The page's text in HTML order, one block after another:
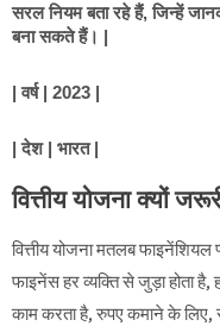
सरल नियम बता रहे हैं, जिन्हें
बना सकते हैं। |
| वर्ष | 2023 |
| देश | भारत |
वित्तीय योजना क्यों
वित्तीय योजना मतलब फाइनेंशियल
फाइनेंस हर व्यक्ति से जुड़ा होता है,
काम करता है, रुपए कमाने के